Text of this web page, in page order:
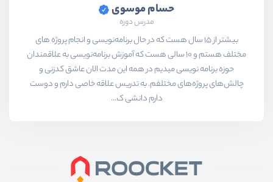
حسام موسوی
مدرس دوره
بیشتر از ۱۵ سال هست که در حال برنامه‌نویسی و انجام پروژه های
مختلف هستم و ۱۰ سالی هست که آموزش برنامه‌نویسی به علاقمندان
حوزه برنامه نویسی میدیم در همه این مدت الان عاشق کدزنی و
چالش‌های پروژه‌های مختلفم. به تدریس علاقه خاصی دارم و دوست
دارم دانشی ک...